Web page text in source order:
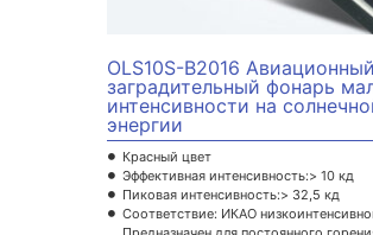
OLS10S-B2016 Авиационный
заградительный фонарь
интенсивности на
энергии
Красный цвет
Эффективная интенсивность:> 10 кд
Пиковая интенсивность:> 32,5 кд
Соответствие: ИКАО